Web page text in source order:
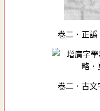
卷二．正譌
卷二．古文